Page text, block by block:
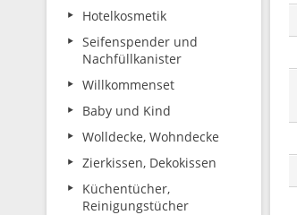
Hotelkosmetik
Seifenspender und
Nachfüllkanister
Willkommenset
Baby und Kind
Wolldecke, Wohndecke
Zierkissen, Dekokissen
Küchentücher,
Reinigungstücher